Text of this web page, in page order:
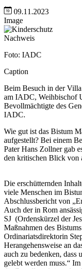
09.11.2023
Image
Nachweis
Foto: IADC
Caption
Beim Besuch in der
am IADC, Weihbischof
Bevollmächtigte des
IADC.
Wie gut ist das Bistum
aufgestellt? Bei einem
Pater Hans Zollner gab
den kritischen Blick von
Die erschütternden
viele Menschen im
Abschlussbericht von
Auch der in Rom
SJ (Ordenskürzel der
Maßnahmen des
Ordinariatsdirektorin
Herangehensweise an
auch zu bedenken, dass
gelebt werden muss.“